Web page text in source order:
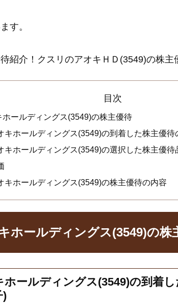
す。
紹介！クスリのアオキＨＤ(3549)の株主
目次
ホールディングス(3549)の株主優待
キホールディングス(3549)の到着した株主優
キホールディングス(3549)の選択した株主優待
キホールディングス(3549)の株主優待の内容
ホールディングス(3549)の株
ールディングス(3549)の到着
)